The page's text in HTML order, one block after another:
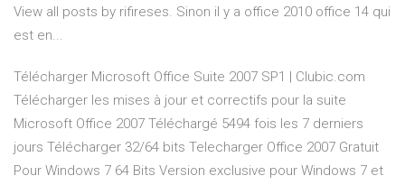
View all posts by rifireses. Sinon il y a office 2010 office 14 qui
est en...
Télécharger Microsoft Office Suite 2007 SP1 | Clubic.com
Télécharger les mises à jour et correctifs pour la suite
Microsoft Office 2007 Téléchargé 5494 fois les 7 derniers
jours Télécharger 32/64 bits Telecharger Office 2007 Gratuit
Pour Windows 7 64 Bits Version exclusive pour Windows 7 et